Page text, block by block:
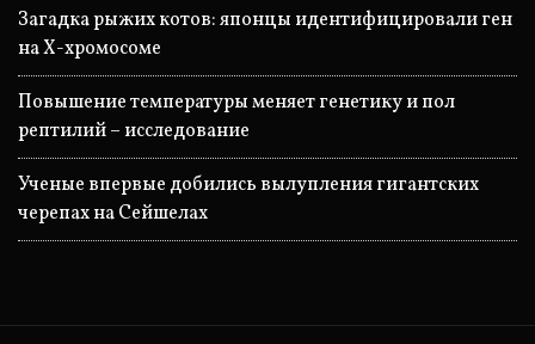
Загадка рыжих котов: японцы идентифицировали ген
на Х-хромосоме
Повышение температуры меняет генетику и пол
рептилий – исследование
Ученые впервые добились вылупления гигантских
черепах на Сейшелах